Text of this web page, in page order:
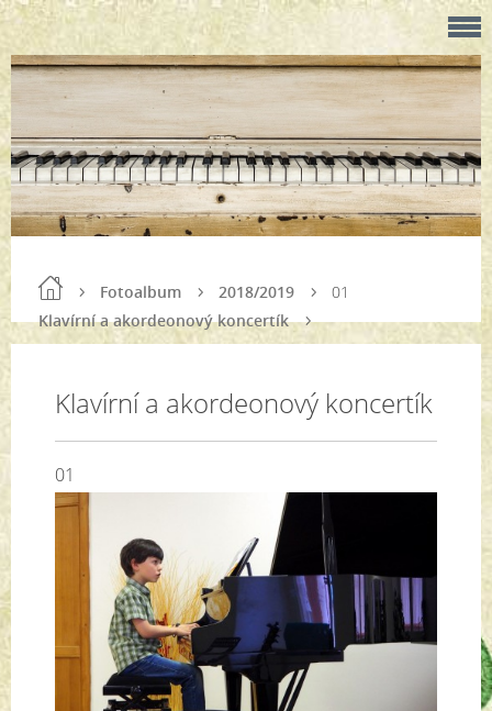
Fotoalbum
2018/2019
Klavírní a akordeonový koncertík
01
Klavírní a akordeonový koncertík
01